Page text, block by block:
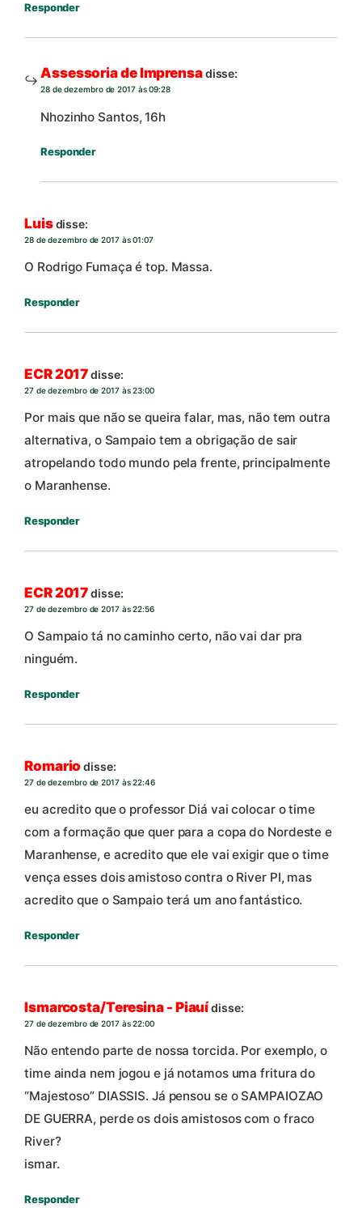
Responder
Assessoria de Imprensadisse:
28 de dezembro de 2017 às 09:28
Nhozinho Santos, 16h
Responder
Luisdisse:
28 de dezembro de 2017 às 01:07
O Rodrigo Fumaça é top. Massa.
Responder
ECR 2017disse:
27 de dezembro de 2017 às 23:00
Por mais que não se queira falar, mas, não tem outra
alternativa, o Sampaio tem a obrigação de sair
atropelando todo mundo pela frente, principalmente
o Maranhense.
Responder
ECR 2017disse:
27 de dezembro de 2017 às 22:56
O Sampaio tá no caminho certo, não vai dar pra
ninguém.
Responder
Romario disse:
27 de dezembro de 2017 às 22:46
eu acredito que o professor Diá vai colocar o time
com a formação que quer para a copa do Nordeste e
Maranhense, e acredito que ele vai exigir que o time
vença esses dois amistoso contra o River PI, mas
acredito que o Sampaio terá um ano fantástico.
Responder
Ismarcosta/Teresina - Piauídisse:
27 de dezembro de 2017 às 22:00
Não entendo parte de nossa torcida. Por exemplo, o
time ainda nem jogou e já notamos uma fritura do
“Majestoso” DIASSIS. Já pensou se o SAMPAIOZAO
DE GUERRA, perde os dois amistosos com o fraco
River?
ismar.
Responder